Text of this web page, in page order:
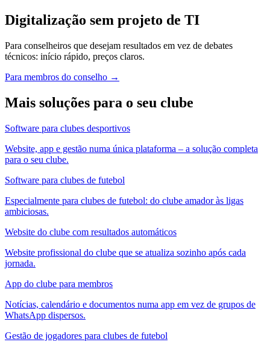
Digitalização sem projeto de TI
Para conselheiros que desejam resultados em vez de debates
técnicos: início rápido, preços claros.
Para membros do conselho →
Mais soluções para o seu clube
Software para clubes desportivos
Website, app e gestão numa única plataforma – a solução completa
para o seu clube.
Software para clubes de futebol
Especialmente para clubes de futebol: do clube amador às ligas
ambiciosas.
Website do clube com resultados automáticos
Website profissional do clube que se atualiza sozinho após cada
jornada.
App do clube para membros
Notícias, calendário e documentos numa app em vez de grupos de
WhatsApp dispersos.
Gestão de jogadores para clubes de futebol